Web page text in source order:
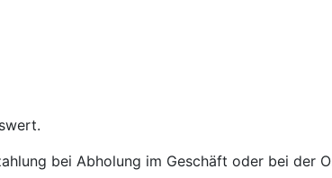
bei Abholung im Geschäft oder bei der